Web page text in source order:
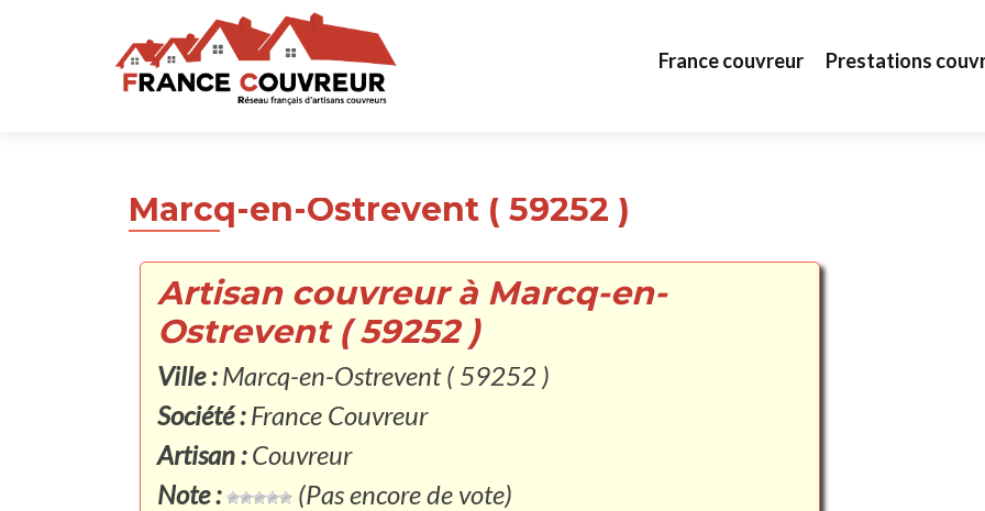
France couvreur Prestations
Marcq-en-Ostrevent ( 59252 )
Artisan couvreur à Marcq-en-
Ostrevent ( 59252 )
Ville :Marcq-en-Ostrevent ( 59252 )
Société :France Couvreur
Artisan :Couvreur
Note :
(Pas encore de vote)